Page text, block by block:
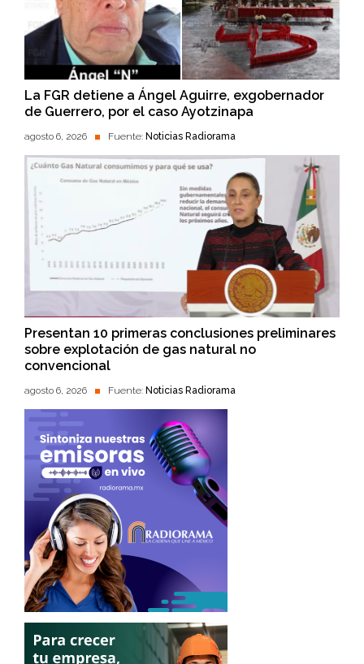
La FGR detiene a Ángel Aguirre, exgobernador
de Guerrero, por el caso Ayotzinapa
agosto 6, 2026 Fuente: Noticias Radiorama
Presentan 10 primeras conclusiones preliminares
sobre explotación de gas natural no
convencional
agosto 6, 2026 Fuente: Noticias Radiorama